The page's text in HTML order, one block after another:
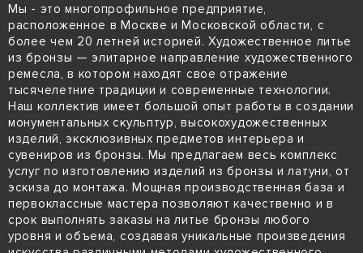
Мы - это многопрофильное предприятие,
расположенное в Москве и Московской области, с
более чем 20 летней историей. Художественное литье
из бронзы — элитарное направление художественного
ремесла, в котором находят свое отражение
тысячелетние традиции и современные технологии.
Наш коллектив имеет большой опыт работы в создании
монументальных скульптур, высокохудожественных
изделий, эксклюзивных предметов интерьера и
сувениров из бронзы. Мы предлагаем весь комплекс
услуг по изготовлению изделий из бронзы и латуни, от
эскиза до монтажа. Мощная производственная база и
первоклассные мастера позволяют качественно и в
срок выполнять заказы на литье бронзы любого
уровня и объема, создавая уникальные произведения